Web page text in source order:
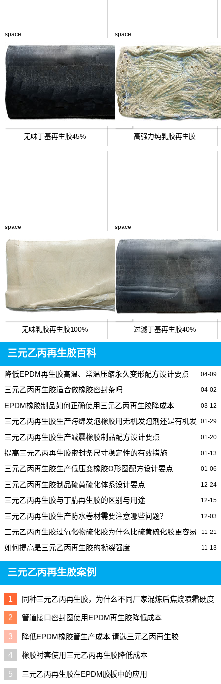
space
无味丁基再生胶45%
space
高强力纯乳胶再生胶
space
无味乳胶再生胶100%
space
过滤丁基再生胶40%
三元乙丙再生胶百科
04-09
降低EPDM再生胶高温、常温压缩永久变形配方设计要点
04-02
三元乙丙再生胶适合做橡胶密封条吗
03-12
EPDM橡胶制品如何正确使用三元乙丙再生胶降成本
01-29
三元乙丙再生胶生产海绵发泡橡胶用无机发泡剂还是有机发
泡剂好？
01-20
三元乙丙再生胶生产减震橡胶制品配方设计要点
01-13
提高三元乙丙再生胶密封条尺寸稳定性的有效措施
01-06
三元乙丙再生胶生产低压变橡胶O形圈配方设计要点
12-24
三元乙丙再生胶制品硫黄硫化体系设计要点
12-15
三元乙丙再生胶与丁腈再生胶的区别与用途
12-03
三元乙丙再生胶生产防水卷材需要注意哪些问题？
11-21
三元乙丙再生胶过氧化物硫化胶为什么比硫黄硫化胶更容易
脏模
11-13
如何提高是三元乙丙再生胶的撕裂强度
三元乙丙再生胶案例
1
同种三元乙丙再生胶，为什么不同厂家混炼后焦烧喷霜硬度
差别巨大？
2 管道接口密封圈使用EPDM再生胶降低成本
3 降低EPDM橡胶管生产成本 请选三元乙丙再生胶
4 橡胶衬套使用三元乙丙再生胶降低成本
5 三元乙丙再生胶在EPDM胶板中的应用